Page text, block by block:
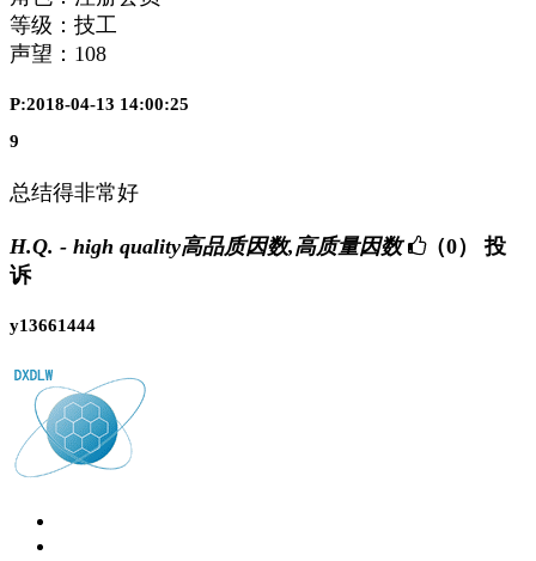
等级：技工
声望： 108
P:2018-04-13 14:00:25
9
总结得非常好
H.Q. - high quality高品质因数,高质量因数 （0）
投
诉
y13661444